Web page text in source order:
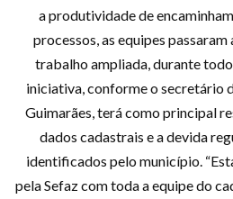
a produtividade de
processos, as equipes
trabalho ampliada, durante
iniciativa, conforme o secretário
Guimarães, terá como principal
dados cadastrais e a devida
identificados pelo município.
pela Sefaz com toda a equipe do